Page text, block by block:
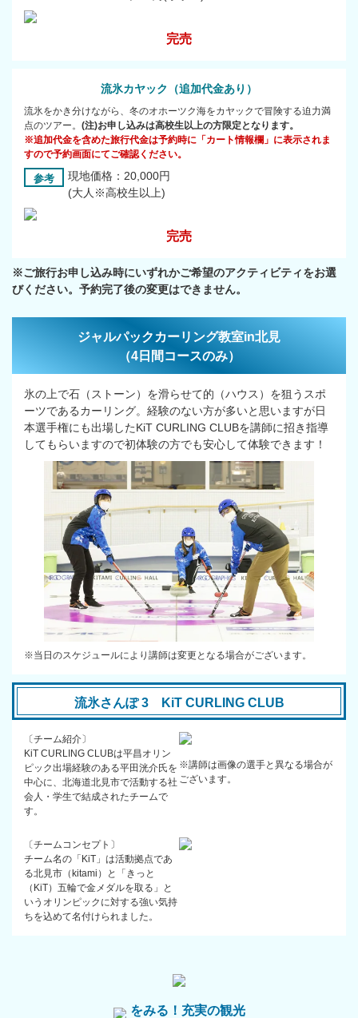
完売
流氷カヤック（追加代金あり）
流氷をかき分けながら、冬のオホーツク海をカヤックで冒険する迫力満
点のツアー。 (注)お申し込みは高校生以上の方限定となります。
※追加代金を含めた旅行代金は予約時に「カート情報欄」に表示されま
すので予約画面にてご確認ください。
参考
現地価格：20,000円
(大人※高校生以上)
完売
※ご旅行お申し込み時にいずれかご希望のアクティビティをお選
びください。予約完了後の変更はできません。
ジャルパックカーリング教室in北見
（4日間コースのみ）
氷の上で石（ストーン）を滑らせて的（ハウス）を狙うスポ
ーツであるカーリング。経験のない方が多いと思いますが日
本選手権にも出場したKiT CURLING CLUBを講師に招き指導
してもらいますので初体験の方でも安心して体験できます！
※当日のスケジュールにより講師は変更となる場合がございます。
流氷さんぽ 3 KiT CURLING CLUB
〔チーム紹介〕
KiT CURLING CLUBは平昌オリン
ピック出場経験のある平田洸介氏を
中心に、北海道北見市で活動する社
会人・学生で結成されたチームで
す。
※講師は画像の選手と異なる場合が
ございます。
〔チームコンセプト〕
チーム名の「KiT」は活動拠点であ
る北見市（kitami）と「きっと
（KiT）五輪で金メダルを取る」と
いうオリンピックに対する強い気持
ちを込めて名付けられました。
をみる！充実の観光